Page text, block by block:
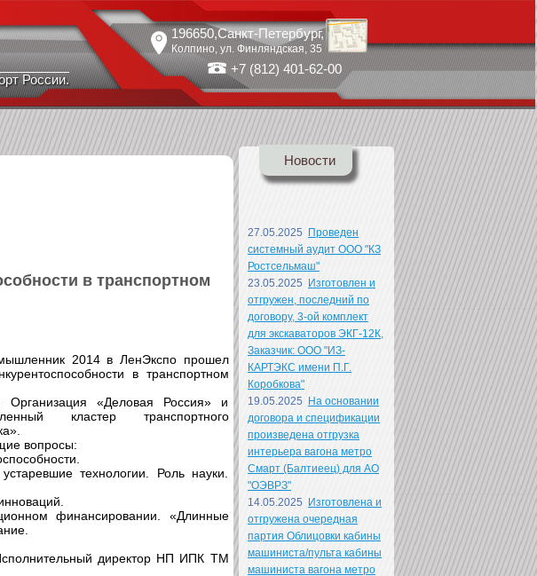
России.
196650,Санкт-Петербург,
Колпино, ул. Финляндская, 35
+7 (812) 401-62-00
в транспортном
2014 в ЛенЭкспо прошел
в транспортном
Организация «Деловая Россия» и
кластер транспортного
вопросы:
технологии. Роль науки.
финансировании. «Длинные
директор НП ИПК ТМ
Новости
27.05.2025 Проведен
системный аудит ООО "КЗ
Ростсельмаш"
23.05.2025 Изготовлен и
отгружен, последний по
договору, 3-ой комплект
для экскаваторов ЭКГ-12К,
Заказчик: ООО "ИЗ-
КАРТЭКС имени П.Г.
Коробкова"
19.05.2025 На основании
договора и спецификации
произведена отгрузка
интерьера вагона метро
Смарт (Балтиеец) для АО
"ОЭВРЗ"
14.05.2025 Изготовлена и
отгружена очередная
партия Облицовки кабины
машиниста/пульта кабины
машиниста вагона метро